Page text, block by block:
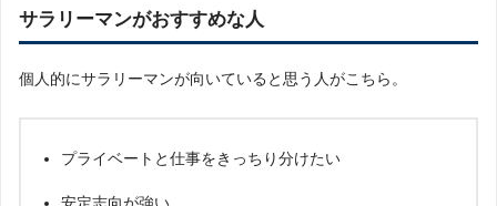
サラリーマンがおすすめな人
個人的にサラリーマンが向いていると思う人がこちら。
プライベートと仕事をきっちり分けたい
安定志向が強い